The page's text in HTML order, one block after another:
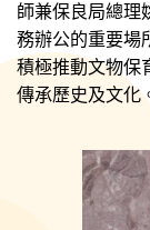
師兼保良局總理
務辦公的重要場
積極推動文物保
傳承歷史及文化